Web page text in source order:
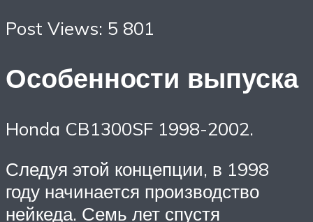
Post Views: 5 801
Особенности выпуска
Honda CB1300SF 1998-2002.
Следуя этой концепции, в 1998
году начинается производство
нейкеда. Семь лет спустя